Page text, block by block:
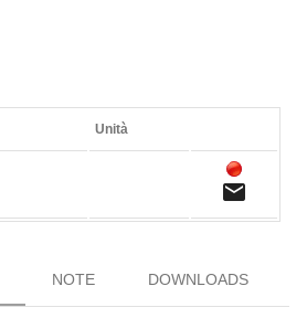
Unità
email
NOTE DOWNLOADS